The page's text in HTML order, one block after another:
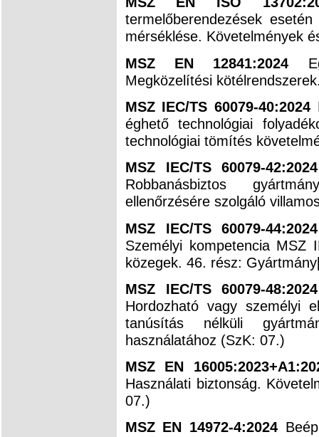
termelőberendezések
mérséklése. Követelmények
MSZ EN 12841:2024
Megközelítési
MSZ IEC/TS 60079-40:2024
éghető technológiai
technológiai tömítés
MSZ IEC/TS 60079-
Robbanásbiztos
ellenőrzésére szolgáló
MSZ IEC/TS 60079-
Személyi kompetencia MSZ
közegek. 46. rész:
MSZ IEC/TS 60079-
Hordozható vagy személyi
tanúsítás nélküli
használatához (SzK: 07.)
MSZ EN
Használati biztonság.
07.)
MSZ EN 14972-4:2024